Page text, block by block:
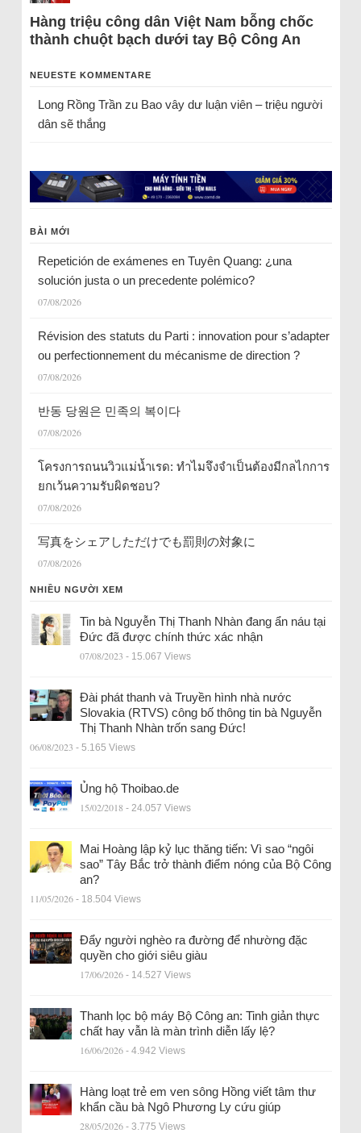
Hàng triệu công dân Việt Nam bỗng chốc
thành chuột bạch dưới tay Bộ Công An
NEUESTE KOMMENTARE
Long Rồng Trầnzu Bao vây dư luận viên – triệu người
dân sẽ thắng
BÀI MỚI
Repetición de exámenes en Tuyên Quang: ¿una
solución justa o un precedente polémico?
07/08/2026
Révision des statuts du Parti : innovation pour s’adapter
ou perfectionnement du mécanisme de direction ?
07/08/2026
반동 당원은 민족의 복이다
07/08/2026
โครงการถนนวิวแม่น้ำเรด: ทำไมจึงจำเป็นต้องมีกลไกการ
ยกเว้นความรับผิดชอบ?
07/08/2026
写真をシェアしただけでも罰則の対象に
07/08/2026
NHIỀU NGƯỜI XEM
Tin bà Nguyễn Thị Thanh Nhàn đang ẩn náu tại
Đức đã được chính thức xác nhận
07/08/2023 - 15.067 Views
Đài phát thanh và Truyền hình nhà nước
Slovakia (RTVS) công bố thông tin bà Nguyễn
Thị Thanh Nhàn trốn sang Đức!
06/08/2023 - 5.165 Views
Ủng hộ Thoibao.de
15/02/2018 - 24.057 Views
Mai Hoàng lập kỷ lục thăng tiến: Vì sao “ngôi
sao” Tây Bắc trở thành điểm nóng của Bộ Công
an?
11/05/2026 - 18.504 Views
Đẩy người nghèo ra đường để nhường đặc
quyền cho giới siêu giàu
17/06/2026 - 14.527 Views
Thanh lọc bộ máy Bộ Công an: Tinh giản thực
chất hay vẫn là màn trình diễn lấy lệ?
16/06/2026 - 4.942 Views
Hàng loạt trẻ em ven sông Hồng viết tâm thư
khẩn cầu bà Ngô Phương Ly cứu giúp
28/05/2026 - 3.775 Views